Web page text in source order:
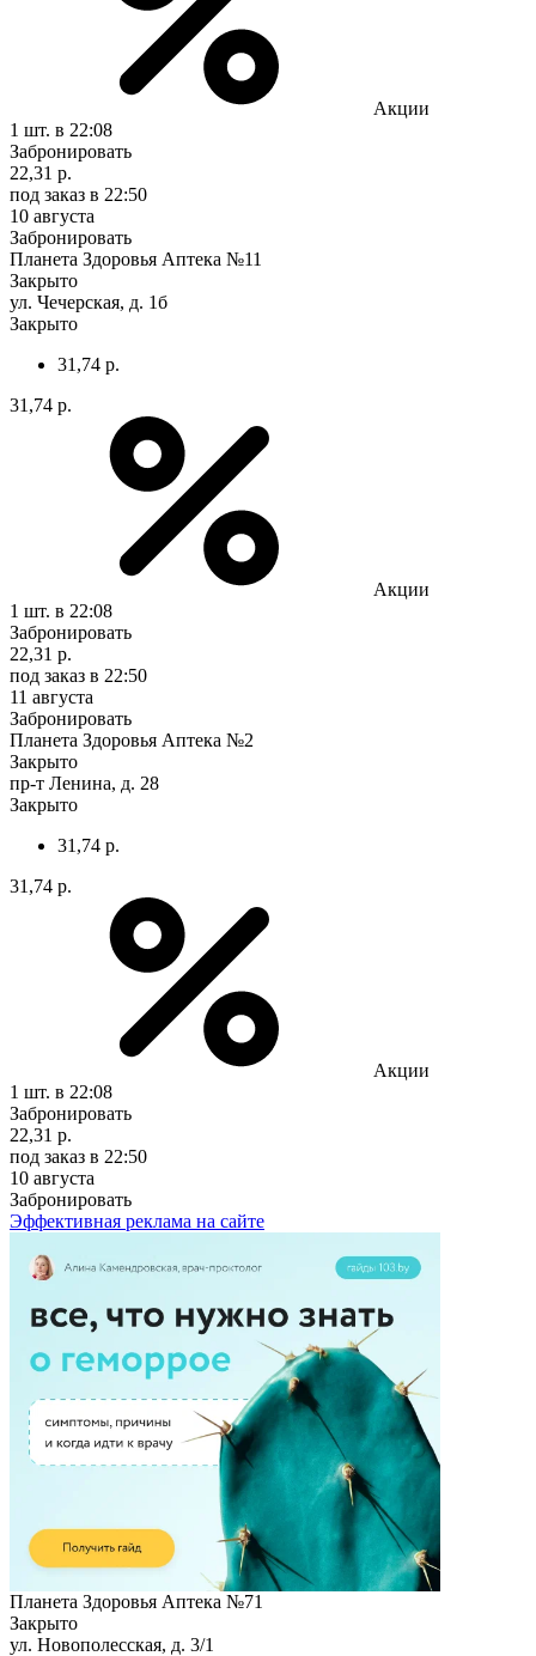
Акции
1 шт. в 22:08
Забронировать
22,31 р.
под заказ в 22:50
10 августа
Забронировать
Планета Здоровья Аптека №11
Закрыто
ул. Чечерская, д. 1б
Закрыто
31,74 р.
31,74 р.
Акции
1 шт. в 22:08
Забронировать
22,31 р.
под заказ в 22:50
11 августа
Забронировать
Планета Здоровья Аптека №2
Закрыто
пр-т Ленина, д. 28
Закрыто
31,74 р.
31,74 р.
Акции
1 шт. в 22:08
Забронировать
22,31 р.
под заказ в 22:50
10 августа
Забронировать
Эффективная реклама на сайте
Планета Здоровья Аптека №71
Закрыто
ул. Новополесская, д. 3/1